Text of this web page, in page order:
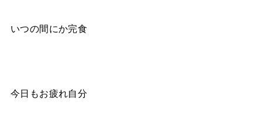
いつの間にか完食
今日もお疲れ自分